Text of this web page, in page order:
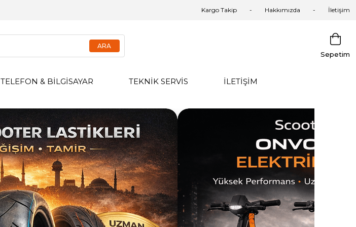
Kargo Takip Hakkımızda İletişim
Sepetim
TELEFON & BİLGİSAYAR TEKNİK SERVİS İLETİŞİM